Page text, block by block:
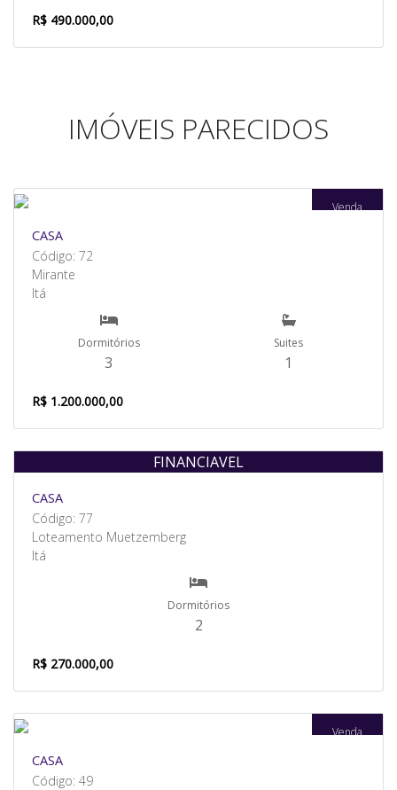
R$ 490.000,00
IMÓVEIS PARECIDOS
Venda
CASA
Código: 72
Mirante
Itá
Dormitórios
3
Suites
1
R$ 1.200.000,00
Venda
FINANCIAVEL
CASA
Código: 77
Loteamento Muetzemberg
Itá
Dormitórios
2
R$ 270.000,00
Venda
CASA
Código: 49